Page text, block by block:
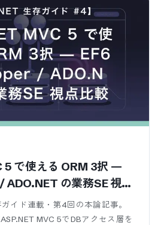
5 で使える ORM 3択 —
の業務SE 視点
イド連載・第4回の本論記事。
MVC 5でDBアクセス層を